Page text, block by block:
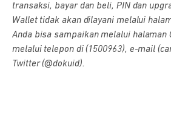
transaksi, bayar dan beli, PIN dan
Wallet tidak akan dilayani melalui
Anda bisa sampaikan melalui halaman
melalui telepon di (1500963), e-mail
Twitter (@dokuid).